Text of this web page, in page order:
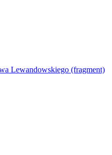
Lewandowskiego (fragment)